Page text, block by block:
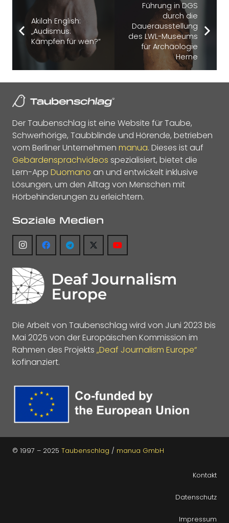
Akilah English:
„Audismus:
Kämpfen für wen?“
Führung in DGS
durch die
Dauerausstellung
des LWL-Museums
für Archäologie
Herne
Der Taubenschlag ist eine Website für Taube,
Schwerhörige, Taubblinde und Hörende, betrieben
vom Berliner Unternehmen manua. Dieses ist auf
Gebärdensprachvideos spezialisiert, bietet die
Lern-App Duomano an und entwickelt inklusive
Lösungen, um den Alltag von Menschen mit
Hörbehinderungen zu erleichtern.
Soziale Medien
Die Arbeit von Taubenschlag wird von Juni 2023 bis
Mai 2025 von der Europäischen Kommission im
Rahmen des Projekts „Deaf Journalism Europe“
kofinanziert.
© 1997 – 2025 Taubenschlag / manua GmbH
Kontakt
Datenschutz
Impressum